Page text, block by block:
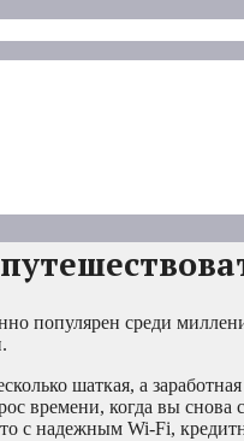
популярен среди
шаткая, а
времени, когда вы
с надежным Wi-Fi,